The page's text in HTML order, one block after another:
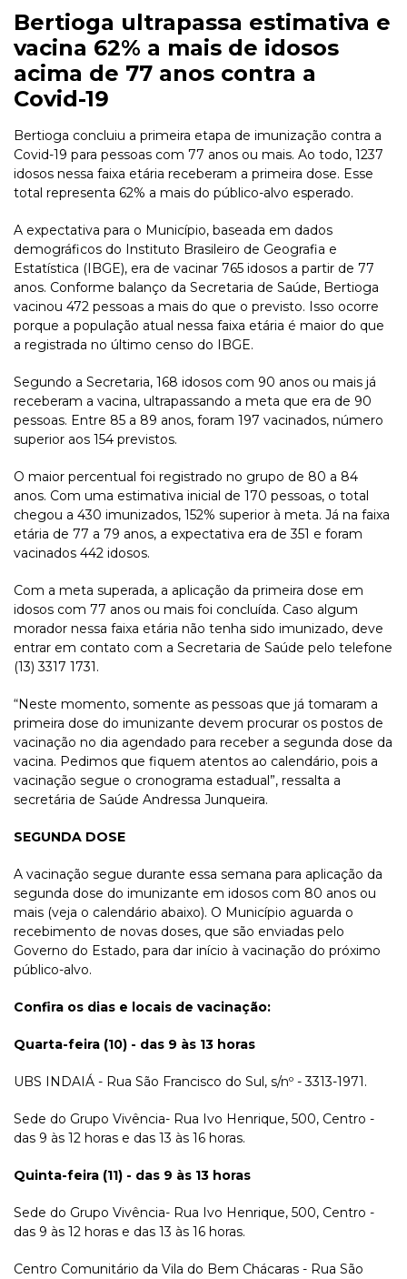
Bertioga ultrapassa estimativa e
vacina 62% a mais de idosos
acima de 77 anos contra a
Covid-19
Bertioga concluiu a primeira etapa de imunização contra a
Covid-19 para pessoas com 77 anos ou mais. Ao todo, 1237
idosos nessa faixa etária receberam a primeira dose. Esse
total representa 62% a mais do público-alvo esperado.
A expectativa para o Município, baseada em dados
demográficos do Instituto Brasileiro de Geografia e
Estatística (IBGE), era de vacinar 765 idosos a partir de 77
anos. Conforme balanço da Secretaria de Saúde, Bertioga
vacinou 472 pessoas a mais do que o previsto. Isso ocorre
porque a população atual nessa faixa etária é maior do que
a registrada no último censo do IBGE.
Segundo a Secretaria, 168 idosos com 90 anos ou mais já
receberam a vacina, ultrapassando a meta que era de 90
pessoas. Entre 85 a 89 anos, foram 197 vacinados, número
superior aos 154 previstos.
O maior percentual foi registrado no grupo de 80 a 84
anos. Com uma estimativa inicial de 170 pessoas, o total
chegou a 430 imunizados, 152% superior à meta. Já na faixa
etária de 77 a 79 anos, a expectativa era de 351 e foram
vacinados 442 idosos.
Com a meta superada, a aplicação da primeira dose em
idosos com 77 anos ou mais foi concluída. Caso algum
morador nessa faixa etária não tenha sido imunizado, deve
entrar em contato com a Secretaria de Saúde pelo telefone
(13) 3317 1731.
“Neste momento, somente as pessoas que já tomaram a
primeira dose do imunizante devem procurar os postos de
vacinação no dia agendado para receber a segunda dose da
vacina. Pedimos que fiquem atentos ao calendário, pois a
vacinação segue o cronograma estadual”, ressalta a
secretária de Saúde Andressa Junqueira.
SEGUNDA DOSE
A vacinação segue durante essa semana para aplicação da
segunda dose do imunizante em idosos com 80 anos ou
mais (veja o calendário abaixo). O Município aguarda o
recebimento de novas doses, que são enviadas pelo
Governo do Estado, para dar início à vacinação do próximo
público-alvo.
Confira os dias e locais de vacinação:
Quarta-feira (10) - das 9 às 13 horas
UBS INDAIÁ - Rua São Francisco do Sul, s/nº - 3313-1971.
Sede do Grupo Vivência- Rua Ivo Henrique, 500, Centro -
das 9 às 12 horas e das 13 às 16 horas.
Quinta-feira (11) - das 9 às 13 horas
Sede do Grupo Vivência- Rua Ivo Henrique, 500, Centro -
das 9 às 12 horas e das 13 às 16 horas.
Centro Comunitário da Vila do Bem Chácaras - Rua São